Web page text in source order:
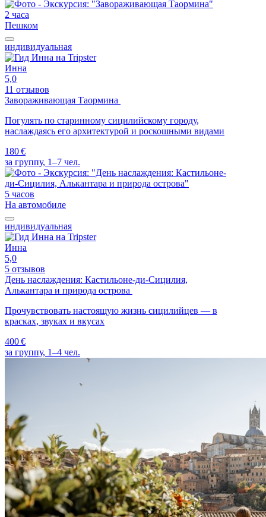
2 часа
Пешком
индивидуальная
Инна
5,0
11 отзывов
Завораживающая Таормина
Погулять по старинному сицилийскому городу,
наслаждаясь его архитектурой и роскошными видами
180 €
за группу, 1–7 чел.
5 часов
На автомобиле
индивидуальная
Инна
5,0
5 отзывов
День наслаждения: Кастильоне-ди-Сицилия,
Алькантара и природа острова
Прочувствовать настоящую жизнь сицилийцев — в
красках, звуках и вкусах
400 €
за группу, 1–4 чел.